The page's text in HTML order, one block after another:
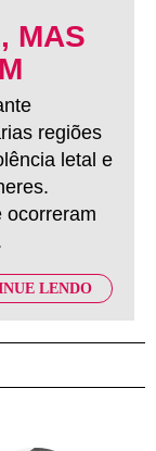
MAS
regiões
letal e
ocorreram
LENDO